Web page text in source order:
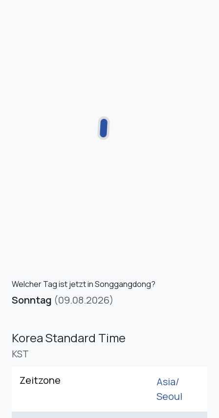
Welcher Tag ist jetzt in Songgangdong?
Sonntag (09.08.2026)
Korea Standard Time
KST
Zeitzone
Asia/
Seoul